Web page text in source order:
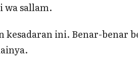
wa sallam.
ini. Benar-benar